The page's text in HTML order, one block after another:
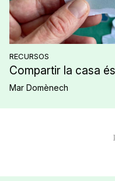
RECURSOS
Compartir la casa
Mar Domènech